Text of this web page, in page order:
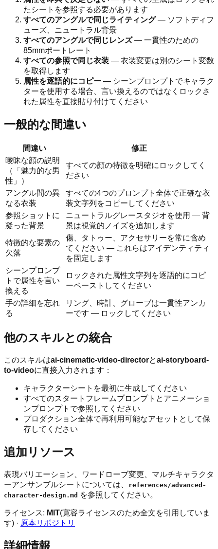
たシートを参照する必要があります
すべてのアングルで同じライティング— ソフトディフ
ューズ、ニュートラル背景
すべてのアングルで同じレンズ— 一貫性のための
85mmポートレート
すべての参照で同じ衣装 — 衣装変更は別のシート変数
を取得します
属性を逐語的にコピー — シーンプロンプトでキャラク
ターを使用する場合、言い換えるのではなくロックさ
れた属性を直接貼り付けてください
一般的な間違い
間違い
修正
曖昧な顔の説明
（「魅力的な男
性」）
すべての顔の特徴を明確にロックしてく
ださい
アングル間の異
なる衣装
すべての4つのプロンプト全体で正確な衣
装文字列をコピーしてください
参照ショットに
凝った背景
ニュートラルグレースタジオを使用 — 背
景は視覚的ノイズを追加します
特徴的な要素の
欠落
傷、タトゥー、アクセサリーを常に含め
てください — これらはアイデンティティ
を固定します
シーンプロンプ
トで属性を言い
換える
ロックされた属性文字列を逐語的にコピ
ーペーストしてください
手の詳細を忘れ
る
リング、時計、グローブは一貫性アンカ
ーです — ロックしてください
他のスキルとの統合
このスキルはai-cinematic-video-directorとai-storyboard-
to-videoに直接入力されます：
キャラクターシートを最初に生成してください
すべてのスタートフレームプロンプトとアニメーショ
ンプロンプトで参照してください
プロダクション全体で再利用可能なアセットとして保
存してください
追加リソース
表現バリエーション、ワードローブ変更、マルチキャラクタ
ーアンサンブルシートについては、
references/advanced-
character-design.md を参照してください。
ライセンス: MIT(寛容ライセンスのため全文を引用していま
す) · 原本リポジトリ
詳細情報